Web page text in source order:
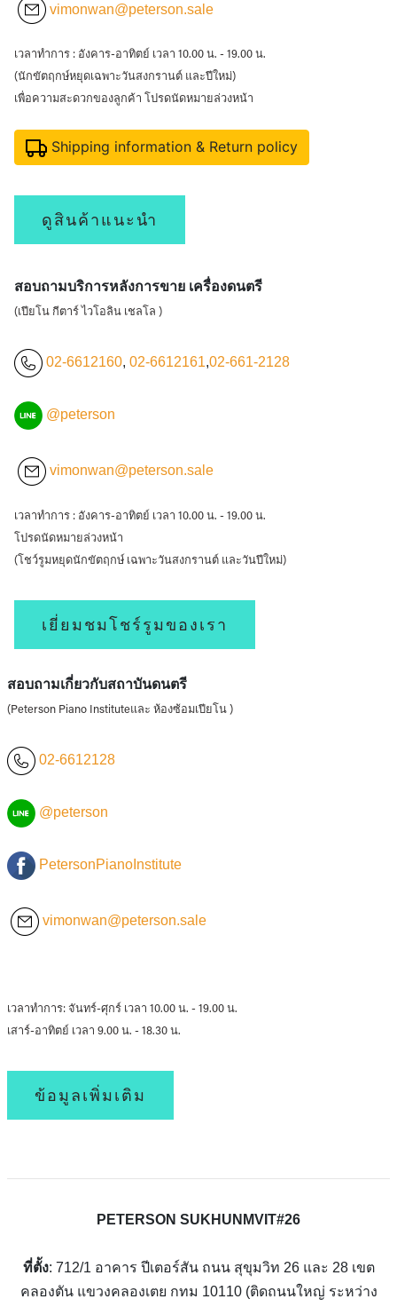
vimonwan@peterson.sale
เวลาทำการ : อังคาร-อาทิตย์ เวลา 10.00 น. - 19.00 น.
(นักขัตฤกษ์หยุดเฉพาะวันสงกรานต์ และปีใหม่)
เพื่อความสะดวกของลูกค้า โปรดนัดหมายล่วงหน้า
Shipping information & Return policy
ดูสินค้าแนะนำ
สอบถามบริการหลังการขาย เครื่องดนตรี
(เปียโน กีตาร์ ไวโอลิน เชลโล )
02-6612160, 02-6612161,02-661-2128
@peterson
vimonwan@peterson.sale
เวลาทำการ : อังคาร-อาทิตย์ เวลา 10.00 น. - 19.00 น.
โปรดนัดหมายล่วงหน้า
(โชว์รูมหยุดนักขัตฤกษ์ เฉพาะวันสงกรานต์ และวันปีใหม่)
เยี่ยมชมโชร์รูมของเรา
สอบถามเกี่ยวกับสถาบันดนตรี
(Peterson Piano Instituteและ ห้องซ้อมเปียโน )
02-6612128
@peterson
PetersonPianoInstitute
vimonwan@peterson.sale
เวลาทำการ: จันทร์-ศุกร์ เวลา 10.00 น. - 19.00 น.
เสาร์-อาทิตย์ เวลา 9.00 น. - 18.30 น.
ข้อมูลเพิ่มเติม
PETERSON SUKHUNMVIT#26
ที่ตั้ง: 712/1 อาคาร ปีเตอร์สัน ถนน สุขุมวิท 26 และ 28 เขต
คลองตัน แขวงคลองเตย กทม 10110 (ติดถนนใหญ่ ระหว่าง